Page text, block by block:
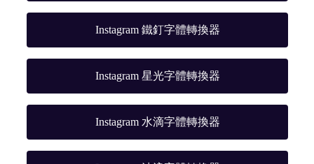
Instagram 鐵釘字體轉換器
Instagram 星光字體轉換器
Instagram 水滴字體轉換器